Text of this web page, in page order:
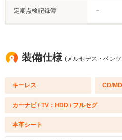
定期点検記録簿 －
装備仕様 (メルセデス・ベン
キーレス CD/
カーナビ / TV：HDD / フルセグ
本革シート